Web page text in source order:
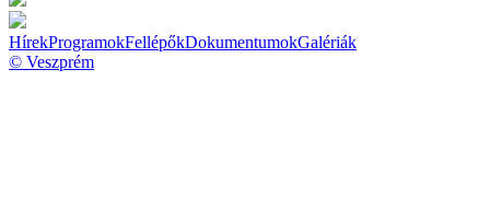
HírekProgramokFellépőkDokumentumokGalériák
© Veszprém